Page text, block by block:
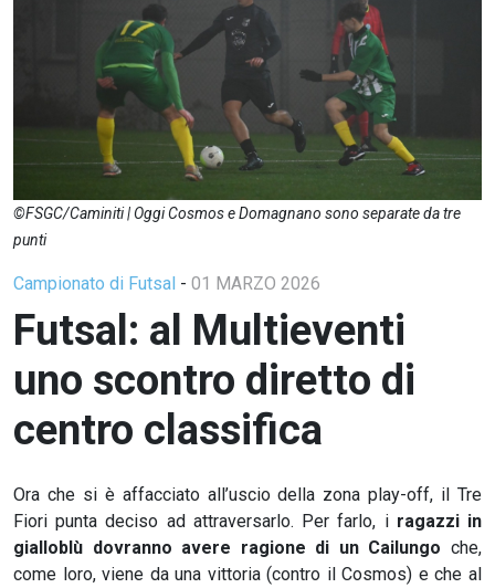
©FSGC/Caminiti | Oggi Cosmos e Domagnano sono separate da tre
punti
Campionato di Futsal - 01 MARZO 2026
Futsal: al Multieventi
uno scontro diretto di
centro classifica
Ora che si è affacciato all’uscio della zona play-off, il Tre
Fiori punta deciso ad attraversarlo. Per farlo, i ragazzi in
gialloblù dovranno avere ragione di un Cailungo che,
come loro, viene da una vittoria (contro il Cosmos) e che al